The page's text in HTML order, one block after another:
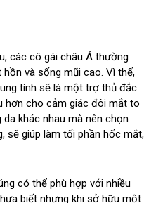
các cô gái châu Á thường
và sống mũi cao. Vì thế,
tính sẽ là một trợ thủ đắc
hơn cho cảm giác đôi mắt to
khác nhau mà nên chọn
sẽ giúp làm tối phần hốc mắt,
có thể phù hợp với nhiều
biết nhưng khi sở hữu một